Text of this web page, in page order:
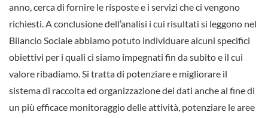
anno, cerca di fornire le risposte e i servizi che ci vengono
richiesti. A conclusione dell’analisi i cui risultati si leggono nel
Bilancio Sociale abbiamo potuto individuare alcuni specifici
obiettivi per i quali ci siamo impegnati fin da subito e il cui
valore ribadiamo. Si tratta di potenziare e migliorare il
sistema di raccolta ed organizzazione dei dati anche al fine di
un più efficace monitoraggio delle attività, potenziare le aree